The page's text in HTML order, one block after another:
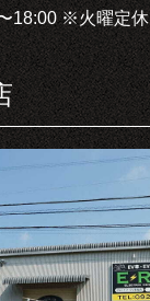
18:00 ※火曜定休